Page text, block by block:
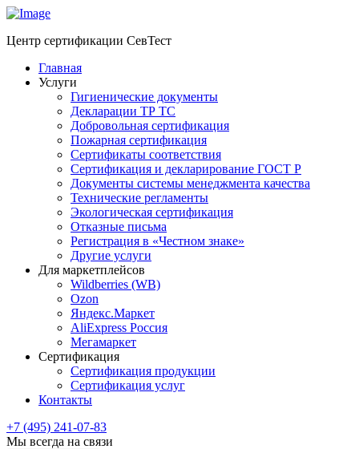
Центр сертификации СевТест
Главная
Услуги
Гигиенические документы
Декларации ТР ТС
Добровольная сертификация
Пожарная сертификация
Сертификаты соответствия
Сертификация и декларирование ГОСТ Р
Документы системы менеджмента качества
Технические регламенты
Экологическая сертификация
Отказные письма
Регистрация в «Честном знаке»
Другие услуги
Для маркетплейсов
Wildberries (WB)
Ozon
Яндекс.Маркет
AliExpress Россия
Мегамаркет
Сертификация
Сертификация продукции
Сертификация услуг
Контакты
+7 (495) 241-07-83
Мы всегда на связи